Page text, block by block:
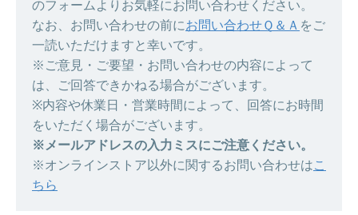
のフォームよりお気軽にお問い合わせください。
なお、お問い合わせの前にお問い合わせＱ＆Ａ をご
一読いただけますと幸いです。
※ご意見・ご要望・お問い合わせの内容によって
は、ご回答できかねる場合がございます。
※内容や休業日・営業時間によって、回答にお時間
をいただく場合がございます。
※メールアドレスの入力ミスにご注意ください。
※オンラインストア以外に関するお問い合わせはこ
ちら